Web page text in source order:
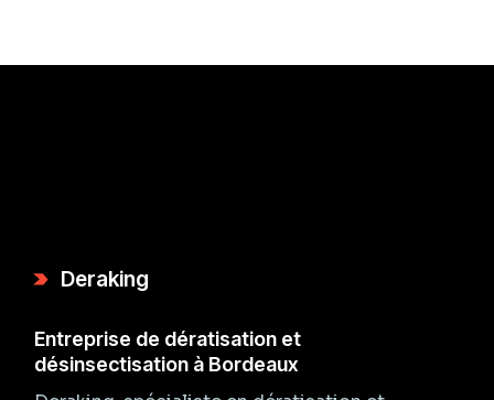
Deraking
Entreprise de dératisation et
désinsectisation à Bordeaux